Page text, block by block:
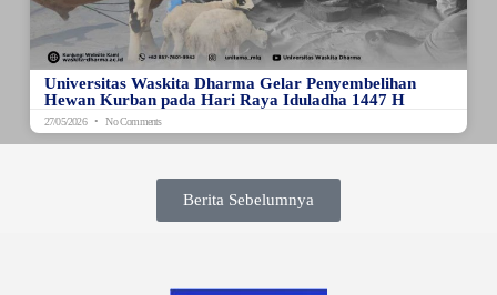
Universitas Waskita Dharma Gelar Penyembelihan
Hewan Kurban pada Hari Raya Iduladha 1447 H
27/05/2026 No Comments
Berita Sebelumnya